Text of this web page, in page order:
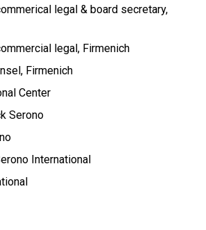
legal & board secretary,
legal, Firmenich
Firmenich
Center
Serono
International